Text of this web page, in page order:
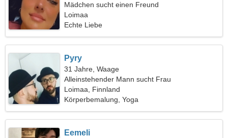
Mädchen sucht einen Freund
Loimaa
Echte Liebe
Pyry
31 Jahre, Waage
Alleinstehender Mann sucht Frau
Loimaa, Finnland
Körperbemalung, Yoga
Eemeli